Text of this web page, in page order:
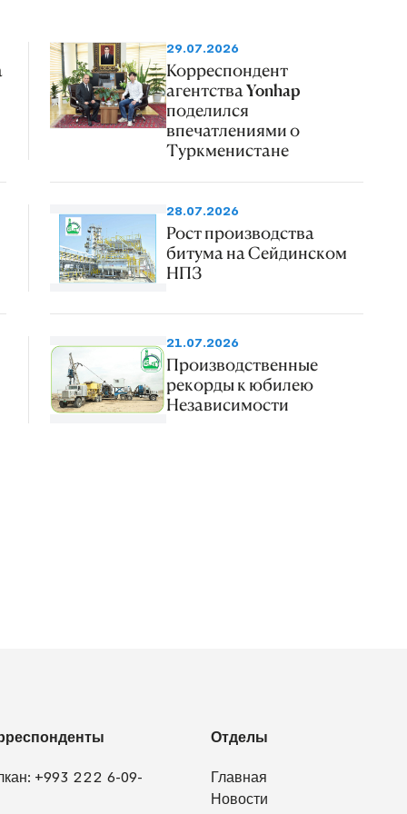
29.07.2026
Корреспондент
агентства Yonhap
поделился
впечатлениями о
Туркменистане
28.07.2026
Рост производства
битума на Сейдинском
НПЗ
21.07.2026
Производственные
рекорды к юбилею
Независимости
+993 222 6-09-
Отделы
Главная
Новости